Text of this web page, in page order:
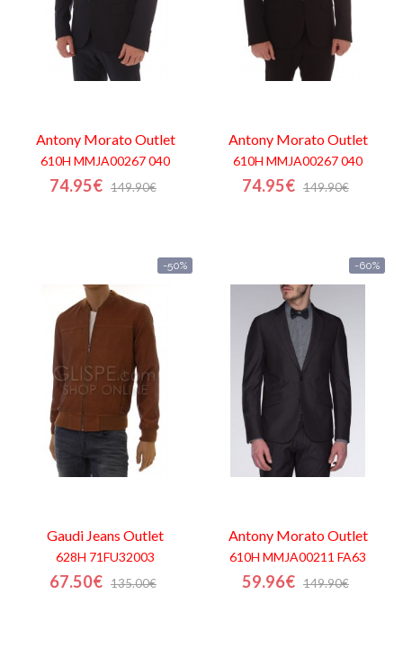
Antony MoratoOutlet
610H MMJA00267 040
74.95€ 149.90€
Antony MoratoOutlet
610H MMJA00267 040
74.95€ 149.90€
-50%
Gaudi Jeans Outlet
628H 71FU32003
67.50€ 135.00€
-60%
Antony MoratoOutlet
610H MMJA00211 FA63
59.96€ 149.90€